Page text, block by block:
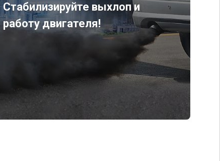
Стабилизируйте выхлоп и
работу двигателя!